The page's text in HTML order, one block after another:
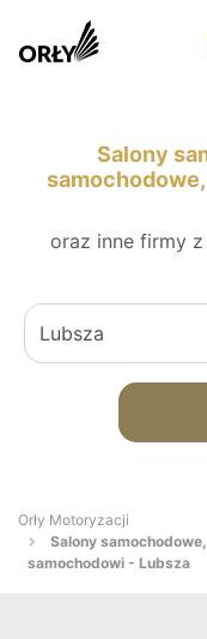
Salony
oraz inne firmy
Orły Motoryzacji
Salony
samochodowi - Lubsza